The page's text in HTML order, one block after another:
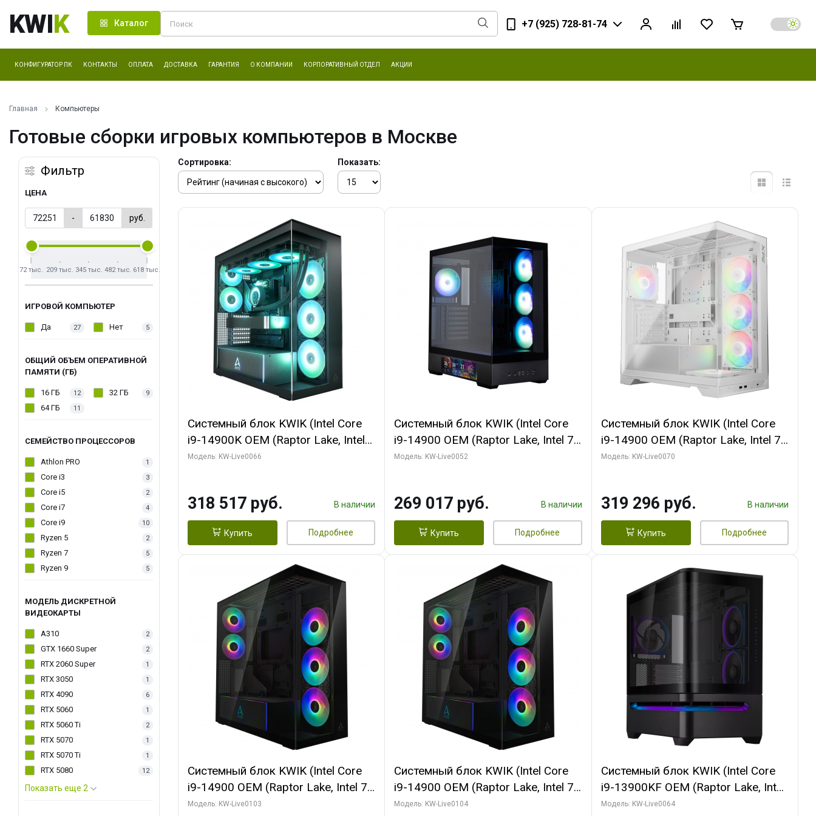
KWIK Каталог +7 (925) 728-81-74
КОНФИГУРАТОР ПК КОНТАКТЫ ОПЛАТА ДОСТАВКА ГАРАНТИЯ О КОМПАНИИ КОРПОРАТИВНЫЙ ОТДЕЛ АКЦИИ
Главная Компьютеры
Готовые сборки игровых компьютеров в Москве
Фильтр
ЦЕНА
- руб.
72 тыс. 209 тыс. 345 тыс. 482 тыс. 618 тыс.
ИГРОВОЙ КОМПЬЮТЕР
Да 27 Нет 5
ОБЩИЙ ОБЪЕМ ОПЕРАТИВНОЙ
ПАМЯТИ (ГБ)
16 ГБ 12 32 ГБ 9
64 ГБ 11
СЕМЕЙСТВО ПРОЦЕССОРОВ
Athlon PRO 1
Core i3 3
Core i5 2
Core i7 4
Core i9 10
Ryzen 5 2
Ryzen 7 5
Ryzen 9 5
МОДЕЛЬ ДИСКРЕТНОЙ
ВИДЕОКАРТЫ
A310 2
GTX 1660 Super 2
RTX 2060 Super 1
RTX 3050 1
RTX 4090 6
RTX 5060 1
RTX 5060 Ti 2
RTX 5070 1
RTX 5070 Ti 1
RTX 5080 12
Показать еще 2
Сортировка: Показать:
Системный блок KWIK (Intel Core
i9-14900K OEM (Raptor Lake, Intel
7, C24 16EC/8PC/ 64 ГБ ОЗУ (2
GDDR7 256bit/ 1 ТБ SSD)
Модель: KW-Live0066
318 517 руб. В наличии
Купить Подробнее
Системный блок KWIK (Intel Core
i9-14900 OEM (Raptor Lake, Intel 7,
C24 16EC/8PC// 64 ГБ ОЗУ (2
256bit 3xDP HD/ 512 ГБ SSD)
Модель: KW-Live0052
269 017 руб. В наличии
Купить Подробнее
Системный блок KWIK (Intel Core
i9-14900 OEM (Raptor Lake, Intel 7,
C24 16EC/8PC// 64 ГБ ОЗУ (2
GDDR7 256bit/ 960 ГБ SSD)
Модель: KW-Live0070
319 296 руб. В наличии
Купить Подробнее
Системный блок KWIK (Intel Core
i9-14900 OEM (Raptor Lake, Intel 7,
C24 16EC/8PC// 64 ГБ ОЗУ (2
Модель: KW-Live0103
Системный блок KWIK (Intel Core
i9-14900 OEM (Raptor Lake, Intel 7,
C24 16EC/8PC// 64 ГБ ОЗУ (2
Модель: KW-Live0104
Системный блок KWIK (Intel Core
i9-13900KF OEM (Raptor Lake, Intel
7, C24 16EC/8P/ 64 ГБ ОЗУ (2
Модель: KW-Live0064